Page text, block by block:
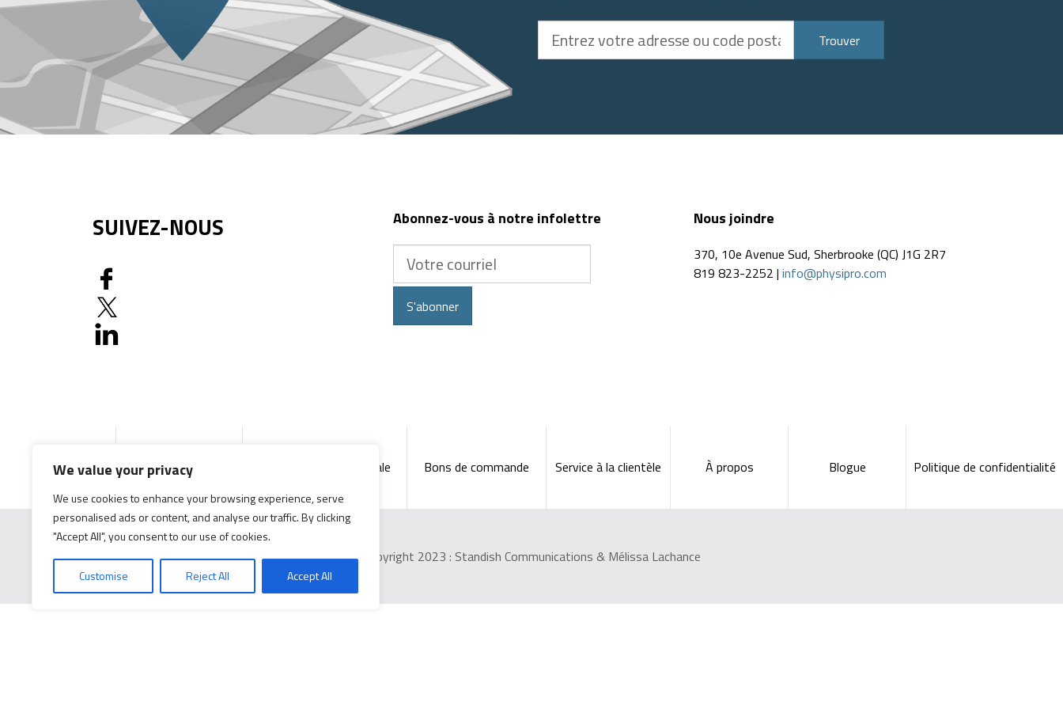
We value your privacy
We use cookies to enhance your browsing experience, serve
personalised ads or content, and analyse our traffic. By clicking
"Accept All", you consent to our use of cookies.
Customise Reject All Accept All
votre
Trouver
SUIVEZ-NOUS Abonnez-vous à notre infolettre
courriel
S'abonner
Nous joindre
370, 10e Avenue Sud, Sherbrooke (QC) J1G 2R7
819 823-2252 | info@physipro.com
Accueil Produits Documentation générale Bons de commande Service à la clientèle À propos Blogue Politique de confidentialité
Copyright 2023 : Standish Communications & Mélissa Lachance